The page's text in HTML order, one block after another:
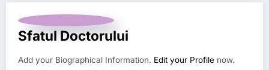
Sfatul Doctorului
Add your Biographical Information. Edit your Profile now.